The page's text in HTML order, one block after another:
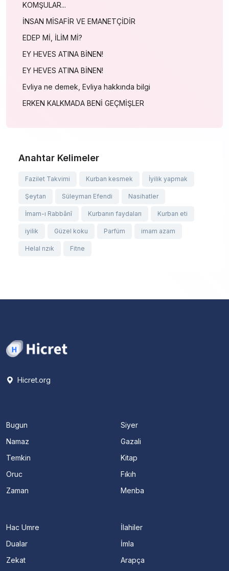
KOMŞULAR...
İNSAN MİSAFİR VE EMANETÇİDİR
EDEP Mİ, İLİM Mİ?
EY HEVES ATINA BİNEN!
EY HEVES ATINA BİNEN!
Evliya ne demek, Evliya hakkında bilgi
ERKEN KALKMADA BENİ GEÇMİŞLER
Anahtar Kelimeler
Fazilet Takvimi Kurban kesmek İyilik yapmak
Şeytan Süleyman Efendi Nasihatler
İmam-ı Rabbânî Kurbanın faydaları Kurban eti
iyilik Güzel koku Parfüm imam azam
Helal rızık Fitne
Hicret.org
Bugun
Namaz
Temkin
Oruc
Zaman
Siyer
Gazali
Kitap
Fıkıh
Menba
Hac Umre
Dualar
Zekat
İlahiler
İmla
Arapça